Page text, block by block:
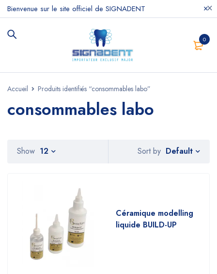
Bienvenue sur le site officiel de SIGNADENT
0
Accueil Produits identifiés “consommables labo”
consommables labo
Sort by Default
Show 12
Céramique modelling
liquide BUILD-UP